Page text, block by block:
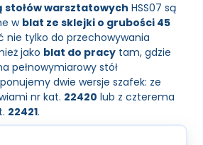
stołów warsztatowych HSS07 są
w blat ze sklejki o grubości 45
nie tylko do przechowywania
jako blat do pracy tam, gdzie
pełnowymiarowy stół
dwie wersje szafek: ze
nr kat. 22420 lub z czterema
22421.